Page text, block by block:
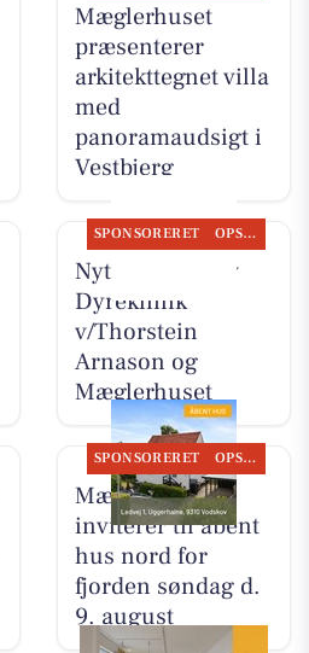
Mæglerhuset
præsenterer
arkitekttegnet villa
med
panoramaudsigt i
Vestbjerg
SPONSORERET OPSLAGSTAVLEN
Nyt fra Vodskov
Dyreklinik
v/Thorstein
Arnason og
Mæglerhuset
SPONSORERET OPSLAGSTAVLEN
Mæglerhuset
inviterer til åbent
hus nord for
fjorden søndag d.
9. august